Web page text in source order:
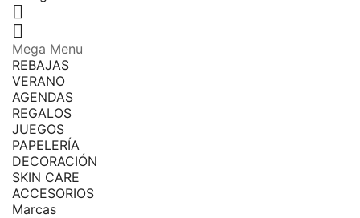


Mega Menu
REBAJAS
VERANO
AGENDAS
REGALOS
JUEGOS
PAPELERÍA
DECORACIÓN
SKIN CARE
ACCESORIOS
Marcas